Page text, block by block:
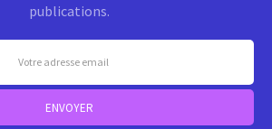
publications.